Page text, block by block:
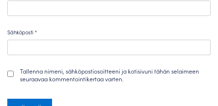
Sähköposti*
Tallenna nimeni, sähköpostiosoitteeni ja kotisivuni tähän selaimeen
seuraavaa kommentointikertaa varten.